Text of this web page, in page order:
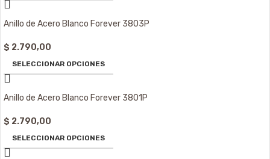
Anillo de Acero Blanco Forever 3803P
$ 2.790,00
SELECCIONAR OPCIONES
Anillo de Acero Blanco Forever 3801P
$ 2.790,00
SELECCIONAR OPCIONES